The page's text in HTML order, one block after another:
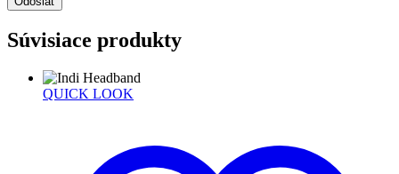
Súvisiace produkty
QUICK LOOK